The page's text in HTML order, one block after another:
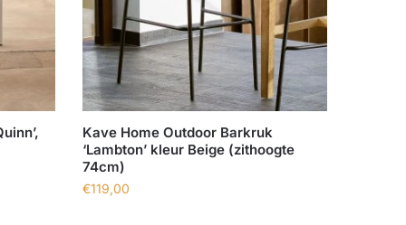
Kave Home Outdoor Barkruk
‘Lambton’ kleur Beige (zithoogte
74cm)
€119,00